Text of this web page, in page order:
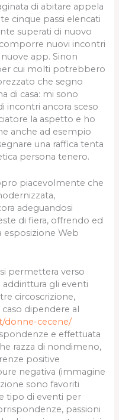
di abitare appela
cinque passi elencati
superati di nuovo
nuovi incontri
app. Sinon
cui molti potrebbero
che segno
di casa: mi sono
incontri ancora sceso
la aspetto e ho
anche ad esempio
una raffica tenta
persona tenero.
piacevolmente che
adeguandosi
di fiera, offrendo ed
esposizione Web
permettera verso
addirittura gli eventi
circoscrizione,
dipendere al
donne-cecene/
e effettuata
razza di nondimeno,
positive
negativa (immagine
sono favoriti
tipo di eventi per
passioni